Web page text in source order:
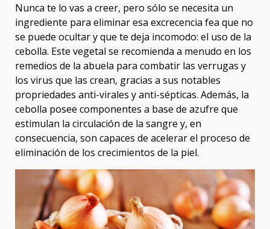
Nunca te lo vas a creer, pero sólo se necesita un
ingrediente para eliminar esa excrecencia fea que no
se puede ocultar y que te deja incomodo: el uso de la
cebolla. Este vegetal se recomienda a menudo en los
remedios de la abuela para combatir las verrugas y
los virus que las crean, gracias a sus notables
propriedades anti-virales y anti-sépticas. Además, la
cebolla posee componentes a base de azufre que
estimulan la circulación de la sangre y, en
consecuencia, son capaces de acelerar el proceso de
eliminación de los crecimientos de la piel.